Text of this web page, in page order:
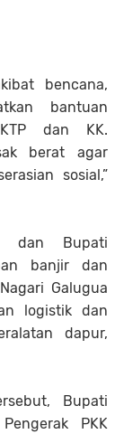
bencana,
bantuan
dan KK.
berat agar
sosial,”
dan Bupati
banjir dan
Galugua
logistik dan
dapur,
Bupati
PKK